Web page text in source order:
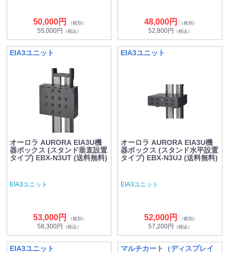
50,000円 （税別）
55,000円 （税込）
48,000円 （税別）
52,800円 （税込）
EIA3ユニット
オーロラ AURORA EIA3U機
器ボックス (スタンド垂直設置
タイプ) EBX-N3UT (送料無料)
EIA3ユニット
53,000円 （税別）
58,300円 （税込）
EIA3ユニット
オーロラ AURORA EIA3U機
器ボックス (スタンド水平設置
タイプ) EBX-N3UJ (送料無料)
EIA3ユニット
52,000円 （税別）
57,200円 （税込）
EIA3ユニット
マルチカート（ディスプレイ